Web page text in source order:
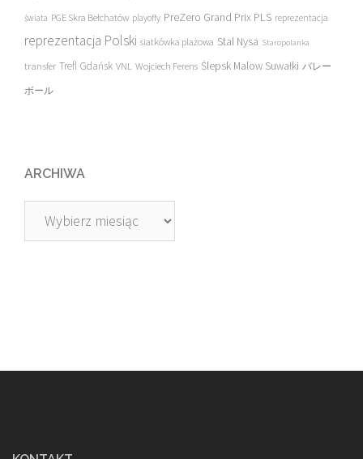
świata PGE Skra Bełchatów playoffy PreZero Grand Prix PLS reprezentacja
reprezentacja Polski siatkówka plażowa Stal Nysa Staropolanka
transfer Trefl Gdańsk VNL Wojciech Ferens Ślepsk Malow Suwałki バレー
ボール
ARCHIWA
Archiwa